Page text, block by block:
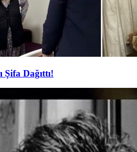
Dağıttı!